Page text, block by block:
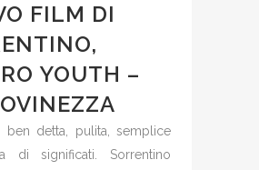
FILM DI
YOUTH –
ben detta, pulita, semplice
di significati. Sorrentino